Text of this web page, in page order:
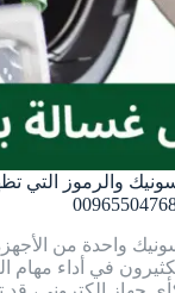
والرموز التي
واحدة من
في أداء مهام